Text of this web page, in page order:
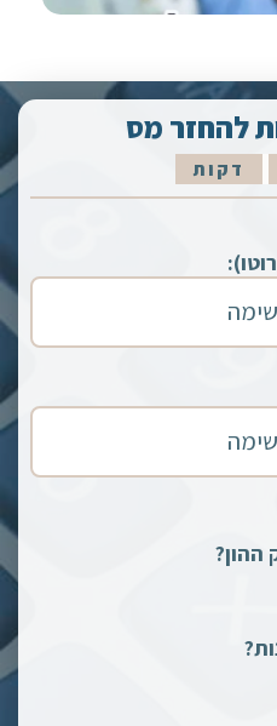
להחזר מס
דקות
ההון?